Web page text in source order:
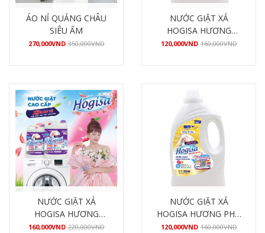
ÁO NỈ QUẢNG CHÂU
SIÊU ẤM
270,000VND 350,000VND
NƯỚC GIẶT XẢ
HOGISA HƯƠNG
HẠNH PHÚC 3200ML
120,000VND 160,000VND
NƯỚC GIẶT XẢ
HOGISA HƯƠNG
HẠNH PHÚC 4800ML
160,000VND 220,000VND
NƯỚC GIẶT XẢ
HOGISA HƯƠNG PHÚ
QUÝ 3200ML
120,000VND 160,000VND